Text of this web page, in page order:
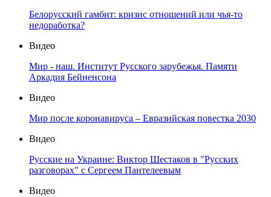
Белорусский гамбит: кризис отношений или чья-то
недоработка?
Видео
Мир - наш. Институт Русского зарубежья. Памяти
Аркадия Бейненсона
Видео
Мир после коронавируса – Евразийская повестка 2030
Видео
Русские на Украине: Виктор Шестаков в "Русских
разговорах" с Сергеем Пантелеевым
Видео